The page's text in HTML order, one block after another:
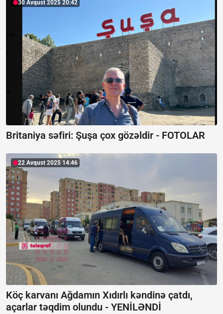
30 Avqust 2025 20:42
Britaniya səfiri: Şuşa çox gözəldir - FOTOLAR
22 Avqust 2025 14:46
Köç karvanı Ağdamın Xıdırlı kəndinə çatdı,
açarlar təqdim olundu - YENİLƏNDİ